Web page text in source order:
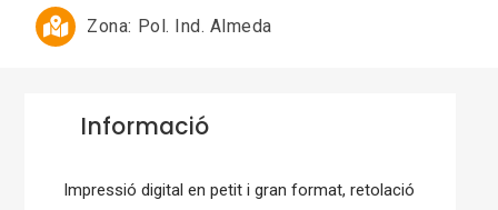
Zona: Pol. Ind. Almeda
Informació
Impressió digital en petit i gran format, retolació